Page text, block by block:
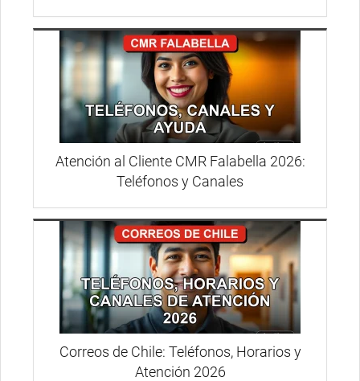
Atención al Cliente CMR Falabella 2026:
Teléfonos y Canales
Correos de Chile: Teléfonos, Horarios y
Atención 2026